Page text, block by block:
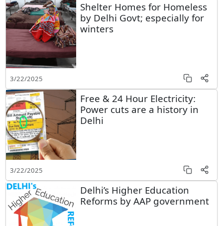
Shelter Homes for Homeless
by Delhi Govt; especially for
winters
3/22/2025
Free & 24 Hour Electricity:
Power cuts are a history in
Delhi
3/22/2025
Delhi’s Higher Education
Reforms by AAP government